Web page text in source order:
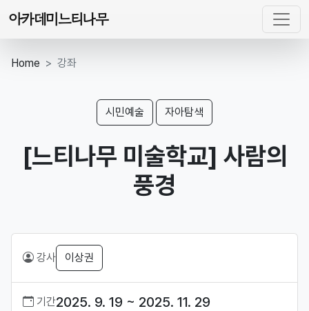
아카데미느티나무
Home 강좌
시민예술 자아탐색
[느티나무 미술학교] 사람의
풍경
강사 이상권
기간2025. 9. 19 ~ 2025. 11. 29